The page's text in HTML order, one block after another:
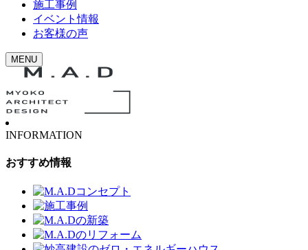
施工事例
イベント情報
お客様の声
MENU
INFORMATION
おすすめ情報